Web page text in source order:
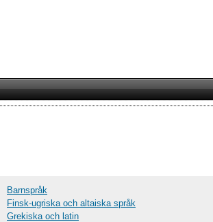
Barnspråk
Finsk-ugriska och altaiska språk
Grekiska och latin